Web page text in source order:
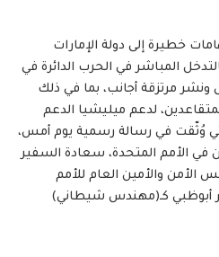
خطيرة إلى دولة الإمارات
المباشر في الحرب الدائرة في
مرتزقة أجانب، بما في ذلك
لدعم ميليشيا الدعم
وُثّقت في رسالة رسمية يوم أمس،
في الأمم المتحدة، سعادة السفير
الأمن والأمين العام للأمم
أبوظبي كـ(مهندس شيطاني)